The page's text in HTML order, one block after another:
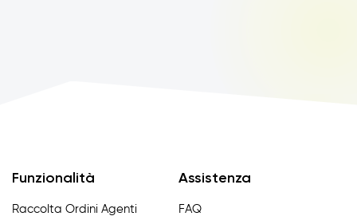
Funzionalità
Raccolta Ordini Agenti
Assistenza
FAQ